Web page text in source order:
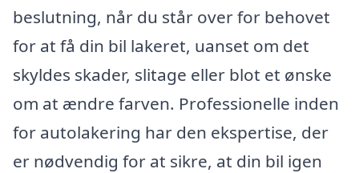
beslutning, når du står over for behovet
for at få din bil lakeret, uanset om det
skyldes skader, slitage eller blot et ønske
om at ændre farven. Professionelle inden
for autolakering har den ekspertise, der
er nødvendig for at sikre, at din bil igen